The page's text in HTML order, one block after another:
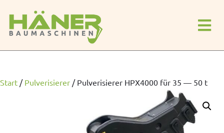
Start / Pulverisierer / Pulverisierer HPX4000 für 35 — 50 t